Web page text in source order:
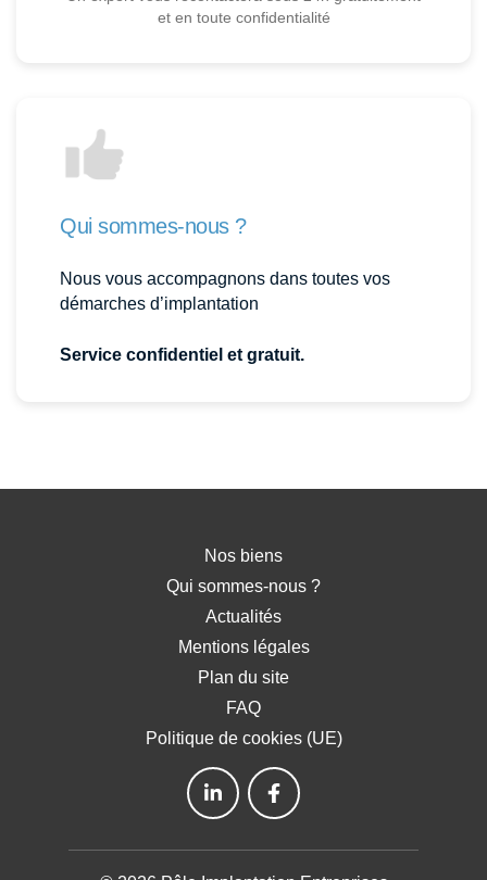
et en toute confidentialité
Qui sommes-nous ?
Nous vous accompagnons dans toutes vos
démarches d’implantation
Service confidentiel et gratuit.
Nos biens
Qui sommes-nous ?
Actualités
Mentions légales
Plan du site
FAQ
Politique de cookies (UE)